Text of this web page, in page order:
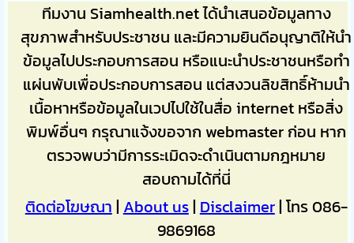
ทีมงาน Siamhealth.net ได้นำเสนอข้อมูลทาง
สุขภาพสำหรับประชาชน และมีความยินดีอนุญาติให้นำ
ข้อมูลไปประกอบการสอน หรือแนะนำประชาชนหรือทำ
แผ่นพับเพื่อประกอบการสอน แต่สงวนลิขสิทธิ์ห้ามนำ
เนื้อหาหรือข้อมูลในเวปไปใช้ในสื่อ internet หรือสิ่ง
พิมพ์อื่นๆ กรุณาแจ้งขอจาก webmaster ก่อน หาก
ตรวจพบว่ามีการระเมิดจะดำเนินตามกฎหมาย
สอบถามได้ที่นี่
ติดต่อโฆษณา | About us| Disclaimer| โทร 086-
9869168